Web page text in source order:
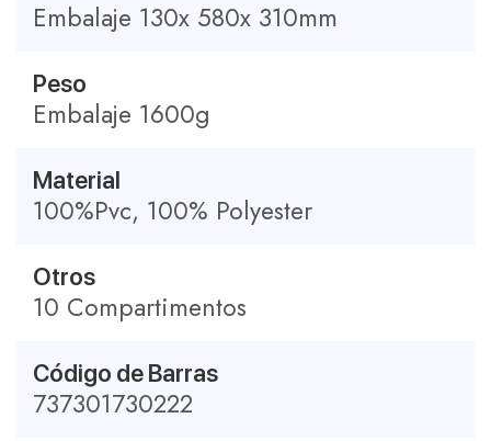
Embalaje 130x 580x 310mm
Peso
Embalaje 1600g
Material
100%Pvc, 100% Polyester
Otros
10 Compartimentos
Código de Barras
737301730222